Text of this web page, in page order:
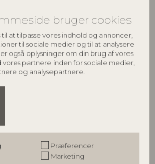
bruger cookies
at tilpasse vores indhold og annoncer,
til sociale medier og til at analysere
også oplysninger om din brug af vores
partnere inden for sociale medier,
og analysepartnere.
Præferencer
Marketing
Natur,
Emy Køkkenrulleholder, Grøn,
Marmor
82069357